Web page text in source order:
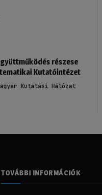
részese
Kutatóintézet
Magyar Kutatási Hálózat
TOVÁBBI INFORMÁCIÓK